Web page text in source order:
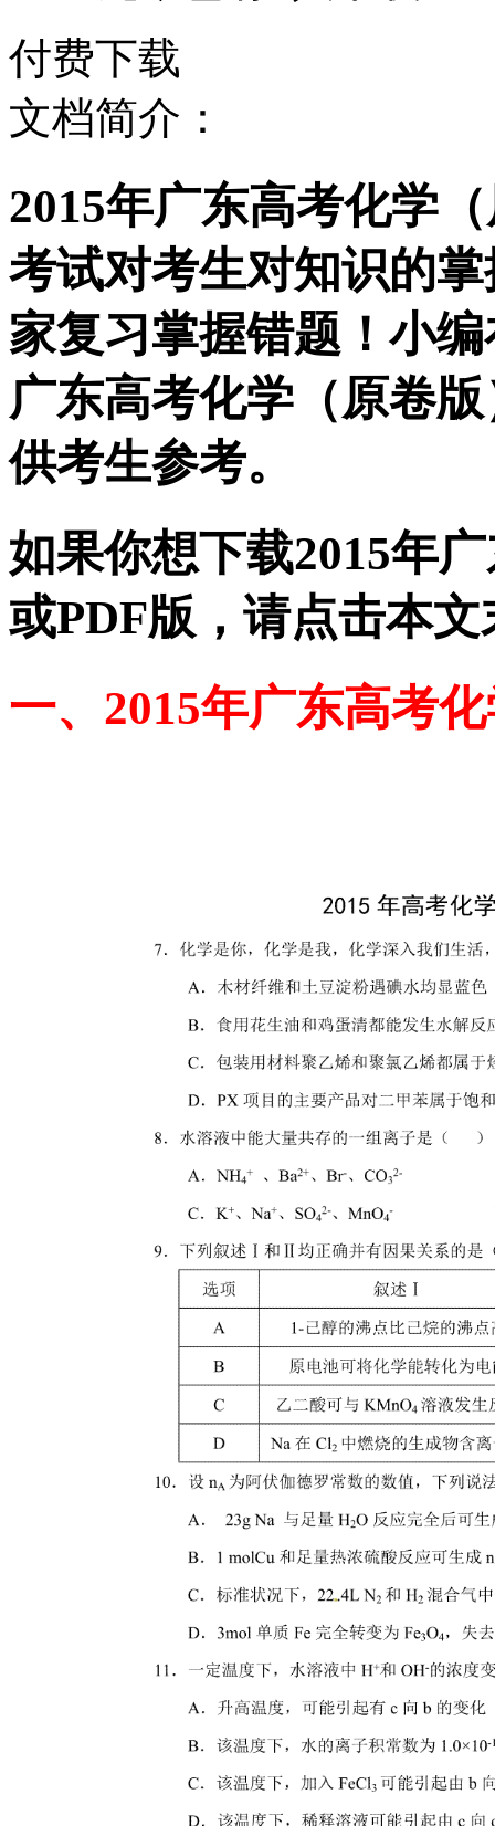
付费下载
文档简介：
2015年广东高考化学
考试对考生对知识的
家复习掌握错题！小
广东高考化学（原卷
供考生参考。
如果你想下载2015年
或PDF版，请点击本
一、2015年广东高考